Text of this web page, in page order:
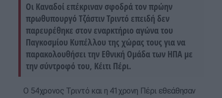
Οι Καναδοί επέκριναν σφοδρά τον πρώην
πρωθυπουργό Τζάστιν Τριντό επειδή δεν
παρευρέθηκε στον εναρκτήριο αγώνα του
Παγκοσμίου Κυπέλλου της χώρας τους για να
παρακολουθήσει την Εθνική Ομάδα των ΗΠΑ με
την σύντροφό του, Κέιτι Πέρι.
Ο 54χρονος Τριντό και η 41χρονη Πέρι εθεάθησαν